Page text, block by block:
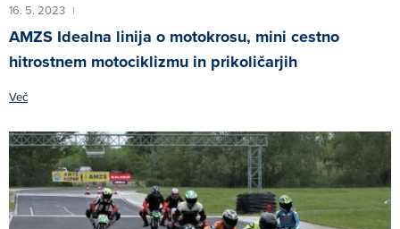
16. 5. 2023 |
AMZS Idealna linija o motokrosu, mini cestno
hitrostnem motociklizmu in prikoličarjih
Več